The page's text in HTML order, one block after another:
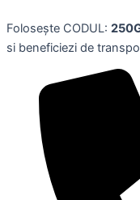
to
content
Folosește CODUL:
si beneficiezi de
micelara
RICETTA
DI
quantity